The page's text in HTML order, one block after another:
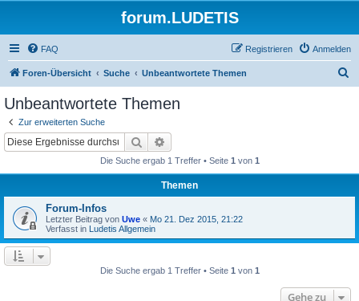
forum.LUDETIS
FAQ Anmelden
Registrieren
Foren-Übersicht Suche Unbeantwortete Themen
Unbeantwortete Themen
Zur erweiterten Suche
Suche
Die Suche ergab 1 Treffer • Seite 1 von 1
Themen
Forum-Infos
Letzter Beitrag von Uwe « Mo 21. Dez 2015, 21:22
Verfasst in Ludetis Allgemein
Die Suche ergab 1 Treffer • Seite 1 von 1
Gehe zu